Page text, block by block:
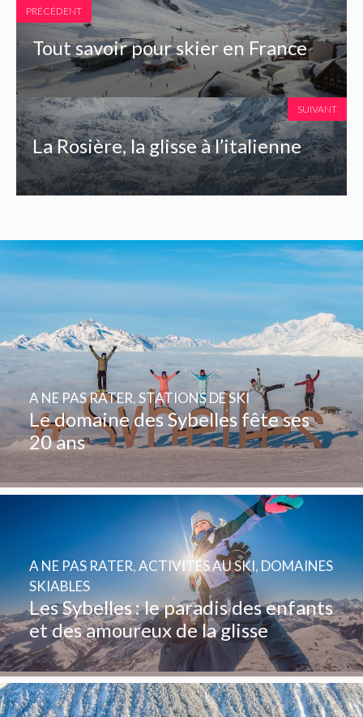
PRÉCÉDENT
Tout savoir pour skier en France
La Rosière, la glisse à l’italienne
SUIVANT
Le domaine des Sybelles fête ses
20 ans
A NE PAS RATER,STATIONS DE SKI
Les Sybelles : le paradis des enfants
et des amoureux de la glisse
A NE PAS RATER,ACTIVITÉS AU SKI, DOMAINES
SKIABLES